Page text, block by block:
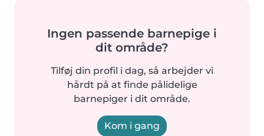
Ingen passende barnepige i
dit område?
Tilføj din profil i dag, så arbejder vi
hårdt på at finde pålidelige
barnepiger i dit område.
Kom i gang